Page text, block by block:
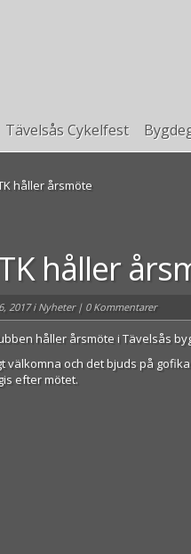
Tävelsås Cykelfest
håller årsmöte
håller
2017 i Nyheter| 0 Kommentarer
håller årsmöte i Tävelsås
välkomna och det bjuds på
efter mötet.